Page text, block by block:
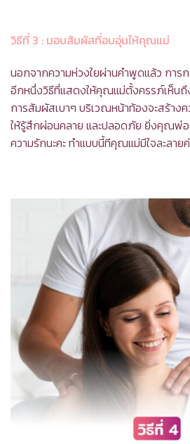
วิธีที่ 3 : มอบสัมผัสที่อบอุ่นให้คุณแม่
นอกจากความห่วงใยผ่านคำพูดแล้ว การ
อีกหนึ่งวิธีที่แสดงให้คุณแม่ตั้งครรภ์เห็นถึ
การสัมผัสเบาๆ บริเวณหน้าท้องจะสร้า
ให้รู้สึกผ่อนคลาย และปลอดภัย ยิ่งคุณพ่อ
ความรักนะคะ ทำแบบนี้ทีคุณแม่มีใจละลาย